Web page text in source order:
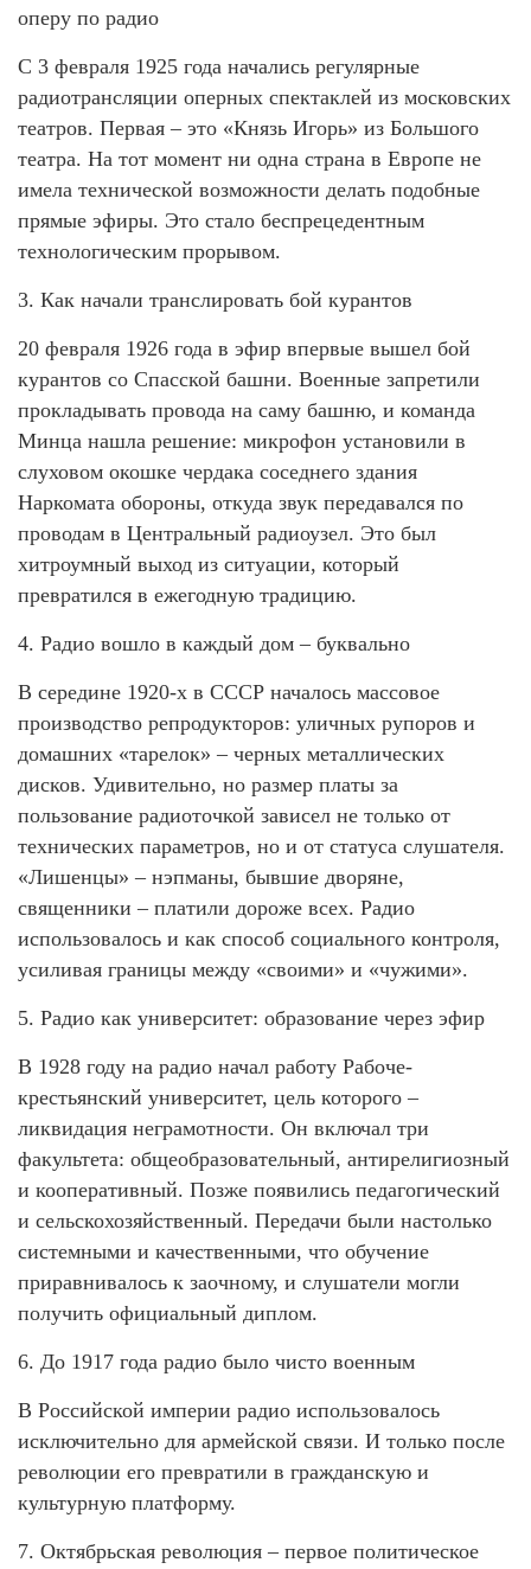
оперу по радио
С 3 февраля 1925 года начались регулярные
радиотрансляции оперных спектаклей из московских
театров. Первая – это «Князь Игорь» из Большого
театра. На тот момент ни одна страна в Европе не
имела технической возможности делать подобные
прямые эфиры. Это стало беспрецедентным
технологическим прорывом.
3. Как начали транслировать бой курантов
20 февраля 1926 года в эфир впервые вышел бой
курантов со Спасской башни. Военные запретили
прокладывать провода на саму башню, и команда
Минца нашла решение: микрофон установили в
слуховом окошке чердака соседнего здания
Наркомата обороны, откуда звук передавался по
проводам в Центральный радиоузел. Это был
хитроумный выход из ситуации, который
превратился в ежегодную традицию.
4. Радио вошло в каждый дом – буквально
В середине 1920-х в СССР началось массовое
производство репродукторов: уличных рупоров и
домашних «тарелок» – черных металлических
дисков. Удивительно, но размер платы за
пользование радиоточкой зависел не только от
технических параметров, но и от статуса слушателя.
«Лишенцы» – нэпманы, бывшие дворяне,
священники – платили дороже всех. Радио
использовалось и как способ социального контроля,
усиливая границы между «своими» и «чужими».
5. Радио как университет: образование через эфир
В 1928 году на радио начал работу Рабоче-
крестьянский университет, цель которого –
ликвидация неграмотности. Он включал три
факультета: общеобразовательный, антирелигиозный
и кооперативный. Позже появились педагогический
и сельскохозяйственный. Передачи были настолько
системными и качественными, что обучение
приравнивалось к заочному, и слушатели могли
получить официальный диплом.
6. До 1917 года радио было чисто военным
В Российской империи радио использовалось
исключительно для армейской связи. И только после
революции его превратили в гражданскую и
культурную платформу.
7. Октябрьская революция – первое политическое